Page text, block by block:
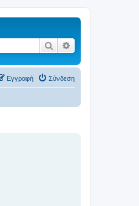
Αναζήτηση
Σύνδεση
Εγγραφή